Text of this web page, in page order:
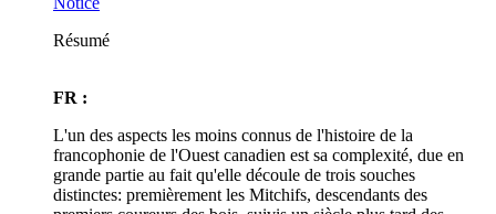
Résumé
FR :
L'un des aspects les moins connus de l'histoire de la
francophonie de l'Ouest canadien est sa complexité, due en
grande partie au fait qu'elle découle de trois souches
distinctes: premièrement les Mitchifs, descendants des